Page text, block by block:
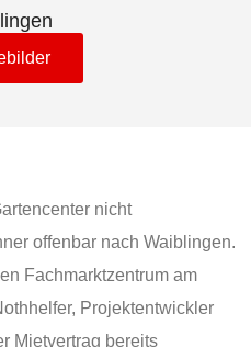
nicht
offenbar nach Waiblingen.
Fachmarktzentrum am
Projektentwickler
Mietvertrag bereits